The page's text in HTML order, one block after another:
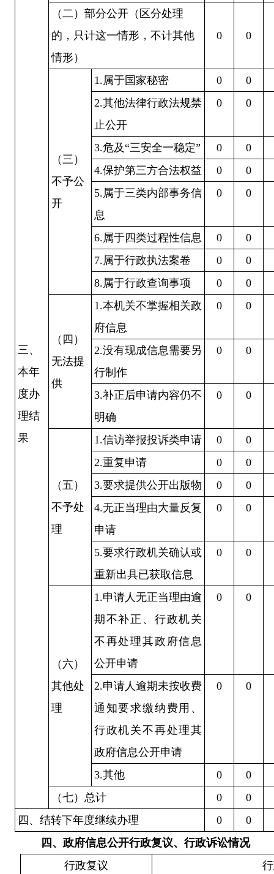
三、
本年
度办
理结
果
（二）部分公开（区分处理
的，只计这一情形，不计其他
情形）
0 0
（三）
不予公
开
1.属于国家秘密 0
0
2.其他法律行政法规禁
止公开
0 0
3.危及“三安全一稳定” 0
0
4.保护第三方合法权益
0
0
5.属于三类内部事务信
息
0 0
6.属于四类过程性信息 0
0
7.属于行政执法案卷
0
0
8.属于行政查询事项
0 0
（四）
无法提
供
1.本机关不掌握相关政
府信息
0 0
2.没有现成信息需要另
行制作
0 0
3.补正后申请内容仍不
明确
0 0
（五）
不予处
理
1.信访举报投诉类申请 0
0
2.重复申请
0
0
3.要求提供公开出版物
0
0
4.无正当理由大量反复
申请
0 0
5.要求行政机关确认或
重新出具已获取信息
0 0
（六）
其他处
理
1.申请人无正当理由逾
期不补正、行政机关
不再处理其政府信息
公开申请
0 0
2.申请人逾期未按收费
通知要求缴纳费用、
行政机关不再处理其
政府信息公开申请
0 0
3.其他 0
0
（七）总计
0
0
四、结转下年度继续办理
0
0
四、 政府信息公开行政复议、行政诉讼情况
行政复议